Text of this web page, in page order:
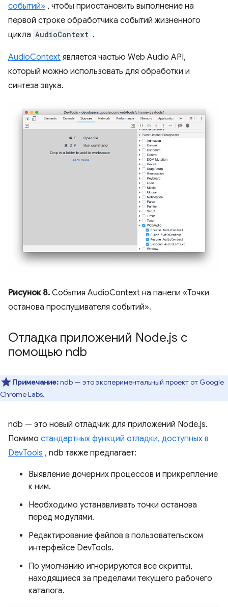
событий» , чтобы приостановить выполнение на
первой строке обработчика событий жизненного
цикла AudioContext .
AudioContext является частью Web Audio API,
который можно использовать для обработки и
синтеза звука.
Рисунок 8. События AudioContext на панели «Точки
останова прослушивателя событий».
Отладка приложений Node.js с
помощью ndb
Примечание:ndb — это экспериментальный проект от Google
Chrome Labs.
ndb — это новый отладчик для приложений Node.js.
Помимо стандартных функций отладки, доступных в
DevTools , ndb также предлагает:
Выявление дочерних процессов и прикрепление
к ним.
Необходимо устанавливать точки останова
перед модулями.
Редактирование файлов в пользовательском
интерфейсе DevTools.
По умолчанию игнорируются все скрипты,
находящиеся за пределами текущего рабочего
каталога.